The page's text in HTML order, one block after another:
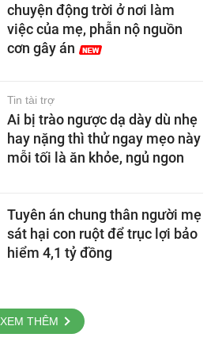
chuyện động trời ở nơi làm
việc của mẹ, phẫn nộ nguồn
cơn gây án
Tin tài trợ
Ai bị trào ngược dạ dày dù nhẹ
hay nặng thì thử ngay mẹo này
mỗi tối là ăn khỏe, ngủ ngon
Tuyên án chung thân người mẹ
sát hại con ruột để trục lợi bảo
hiểm 4,1 tỷ đồng
XEM THÊM